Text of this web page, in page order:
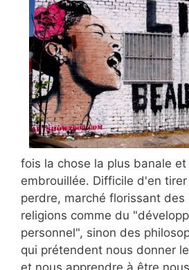
fois la chose la plus banale et
embrouillée. Difficile d'en
perdre, marché florissant des
religions comme du
personnel", sinon des
qui prétendent nous donner